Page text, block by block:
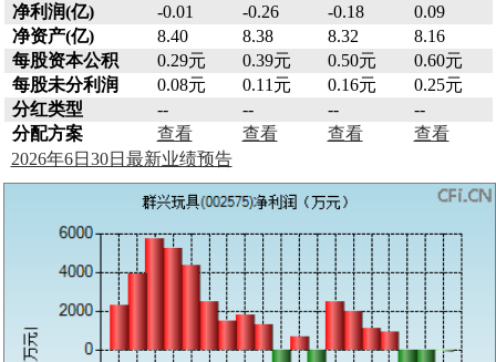
净利润(亿)
-0.01 -0.26 -0.18
0.09
净资产(亿)
8.40 8.38 8.32
8.16
每股资本公积
0.29元 0.39元 0.50元
0.60元
每股未分利润
0.08元 0.11元 0.16元
0.25元
分红类型
-- -- --
--
分配方案
查看 查看 查看
查看
2026年6日30日最新业绩预告